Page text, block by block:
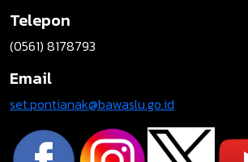
Telepon
(0561) 8178793
Email
set.pontianak@bawaslu.go.id